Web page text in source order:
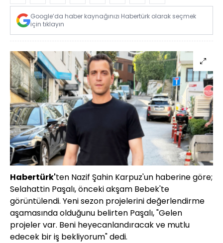
Google’da haber kaynağınızı Habertürk olarak seçmek
için tıklayın
Habertürk'ten Nazif Şahin Karpuz'un haberine göre;
Selahattin Paşalı, önceki akşam Bebek'te
görüntülendi. Yeni sezon projelerini değerlendirme
aşamasında olduğunu belirten Paşalı, "Gelen
projeler var. Beni heyecanlandıracak ve mutlu
edecek bir iş bekliyorum" dedi.